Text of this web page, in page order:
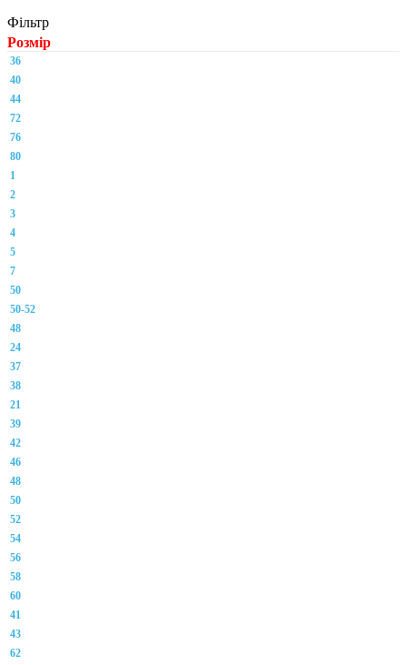
Фільтр
Розмір
36
40
44
72
76
80
1
2
3
4
5
7
50
50-52
48
24
37
38
21
39
42
46
48
50
52
54
56
58
60
41
43
62